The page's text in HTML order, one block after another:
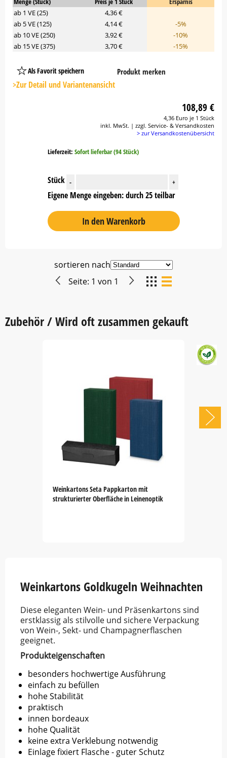
ab 1 VE (25)
4,36 €
ab 5 VE (125)
4,14 €
-5%
ab 10 VE (250)
3,92 €
-10%
ab 15 VE (375)
3,70 € -15%
Als Favorit speichern
Platzhalter
Button
Produkt merken
>Zur Detail und Variantenansicht
108,89 €
4,36 Euro je 1 Stück
inkl. MwSt. | zzgl. Service- & Versandkosten
> zur Versandkostenübersicht
Lieferzeit: Sofort lieferbar (94 Stück)
Stück - +
Eigene Menge eingeben: durch 25 teilbar
In den Warenkorb
sortieren nach
Seite: 1 von 1
Zubehör / Wird oft zusammen gekauft
Weinkartons Seta Pappkarton mit
strukturierter Oberfläche in Leinenoptik
Weinkartons Goldkugeln Weihnachten
Diese eleganten Wein- und Präsenkartons sind
erstklassig als stilvolle und sichere Verpackung
von Wein-, Sekt- und Champagnerflaschen
geeignet.
Produkteigenschaften
besonders hochwertige Ausführung
einfach zu befüllen
hohe Stabilität
praktisch
innen bordeaux
hohe Qualität
keine extra Verklebung notwendig
Einlage fixiert Flasche - guter Schutz